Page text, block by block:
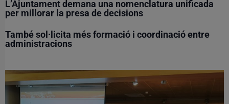
L’Ajuntament demana una nomenclatura unificada
per millorar la presa de decisions
També sol·licita més formació i coordinació entre
administracions